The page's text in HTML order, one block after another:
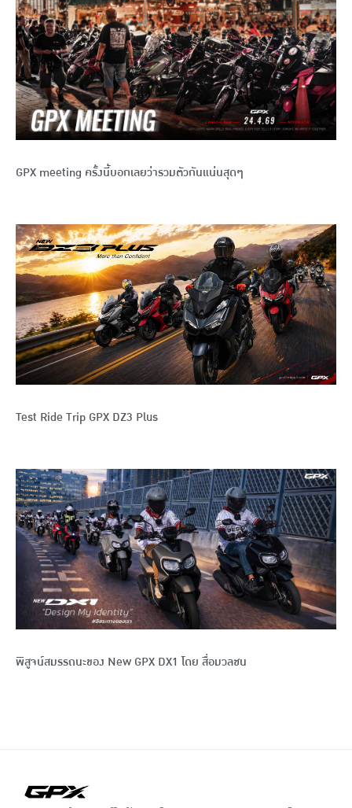
GPX meeting ครั้งนี้บอกเลยว่ารวมตัวกันแน่นสุดๆ
Test Ride Trip GPX DZ3 Plus
พิสูจน์สมรรถนะของ New GPX DX1 โดย สื่อมวลชน